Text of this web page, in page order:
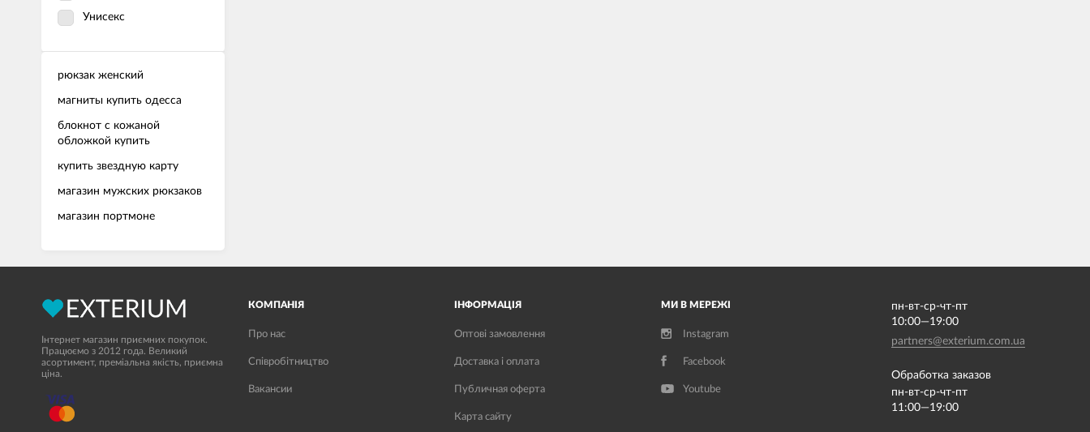
Унисекс
рюкзак женский
магниты купить одесса
блокнот с кожаной
обложкой купить
купить звездную карту
магазин мужских рюкзаков
магазин портмоне
Інтернет магазин приємних покупок.
Працюємо з 2012 года. Великий
асортимент, преміальна якість, приємна
ціна.
КОМПАНІЯ
Про нас
Співробітництво
Вакансии
ІНФОРМАЦІЯ
Оптові замовлення
Доставка і оплата
Публичная оферта
Карта сайту
МИ В МЕРЕЖІ
Instagram
Facebook
Youtube
пн-вт-ср-чт-пт
10:00—19:00
partners@exterium.com.ua
Обработка заказов
пн-вт-ср-чт-пт
11:00—19:00